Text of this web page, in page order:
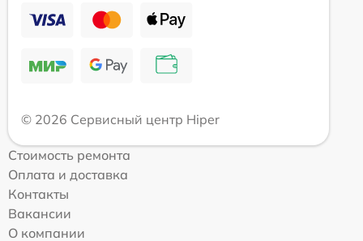
© 2026 Сервисный центр Hiper
Стоимость ремонта
Оплата и доставка
Контакты
Вакансии
О компании